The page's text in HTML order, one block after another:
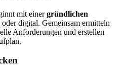
mit einergründlichen
digital. Gemeinsam ermitteln
Anforderungen und erstellen